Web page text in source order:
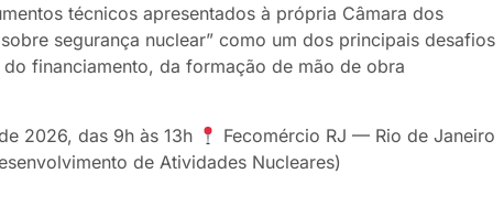
técnicos apresentados à própria Câmara dos
segurança nuclear” como um dos principais desafios
financiamento, da formação de mão de obra
2026, das 9h às 13h
Fecomércio RJ — Rio de Janeiro
de Atividades Nucleares)